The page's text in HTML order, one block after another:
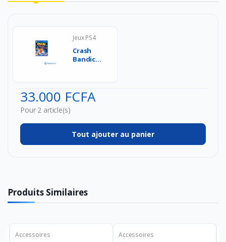
Jeux PS4
Crash
Bandicoot
(PS4)...
33.000 FCFA
Pour 2 article(s)
Tout ajouter au panier
Produits Similaires
Accessoires Accessoires